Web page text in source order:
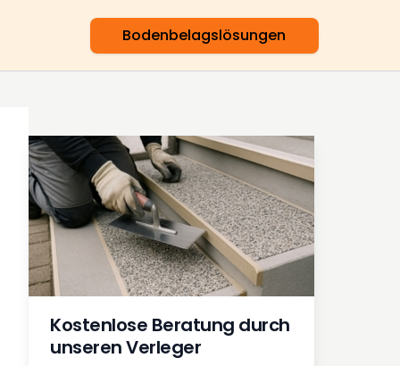
Bodenbelagslösungen
Kostenlose Beratung durch
unseren Verleger